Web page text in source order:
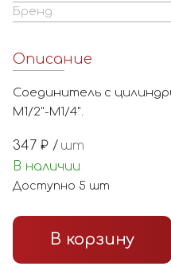
Бренд:
Описание
Соединитель с
М1/2"-М1/4".
347 ₽ / шт
В наличии
Доступно 5 шт
В корзину